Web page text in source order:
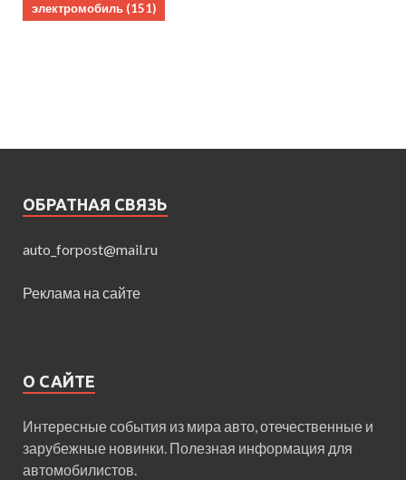
электромобиль (151)
ОБРАТНАЯ СВЯЗЬ
auto_forpost@mail.ru
Реклама на сайте
О САЙТЕ
Интересные события из мира авто, отечественные и
зарубежные новинки. Полезная информация для
автомобилистов.